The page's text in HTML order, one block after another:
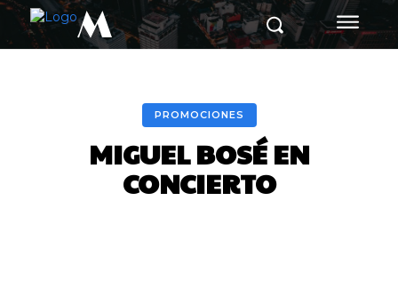
M
PROMOCIONES
MIGUEL BOSÉ EN
CONCIERTO